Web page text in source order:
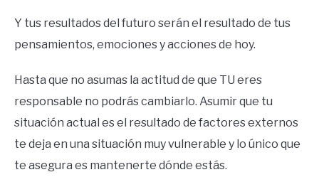
Y tus resultados del futuro serán el resultado de tus
pensamientos, emociones y acciones de hoy.
Hasta que no asumas la actitud de que TU eres
responsable no podrás cambiarlo. Asumir que tu
situación actual es el resultado de factores externos
te deja en una situación muy vulnerable y lo único que
te asegura es mantenerte dónde estás.